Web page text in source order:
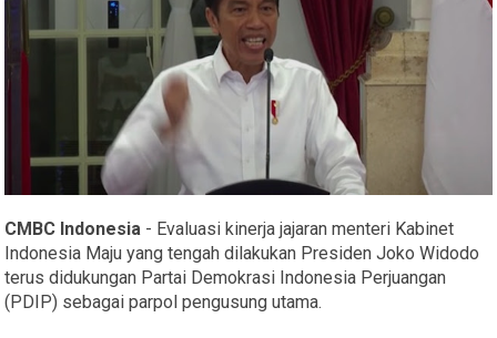
CMBC Indonesia - Evaluasi kinerja jajaran menteri Kabinet
Indonesia Maju yang tengah dilakukan Presiden Joko Widodo
terus didukungan Partai Demokrasi Indonesia Perjuangan
(PDIP) sebagai parpol pengusung utama.